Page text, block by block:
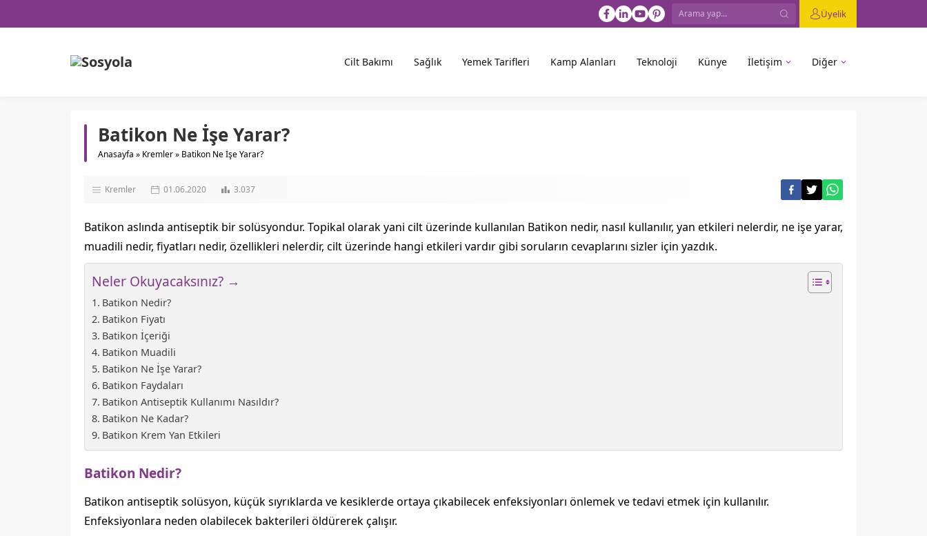
Üyelik
Cilt Bakımı Sağlık Yemek Tarifleri Kamp Alanları Teknoloji Künye İletişim Diğer
Batikon Ne İşe Yarar?
Anasayfa » Kremler» Batikon Ne İşe Yarar?
Kremler 01.06.2020 3.037
Batikon aslında antiseptik bir solüsyondur. Topikal olarak yani cilt üzerinde kullanılan Batikon nedir, nasıl kullanılır, yan etkileri nelerdir, ne işe yarar,
muadili nedir, fiyatları nedir, özellikleri nelerdir, cilt üzerinde hangi etkileri vardır gibi soruların cevaplarını sizler için yazdık.
Neler Okuyacaksınız? →
Batikon Nedir?
Batikon Fiyatı
Batikon İçeriği
Batikon Muadili
Batikon Ne İşe Yarar?
Batikon Faydaları
Batikon Antiseptik Kullanımı Nasıldır?
Batikon Ne Kadar?
Batikon Krem Yan Etkileri
Batikon Nedir?
Batikon antiseptik solüsyon, küçük sıyrıklarda ve kesiklerde ortaya çıkabilecek enfeksiyonları önlemek ve tedavi etmek için kullanılır.
Enfeksiyonlara neden olabilecek bakterileri öldürerek çalışır.